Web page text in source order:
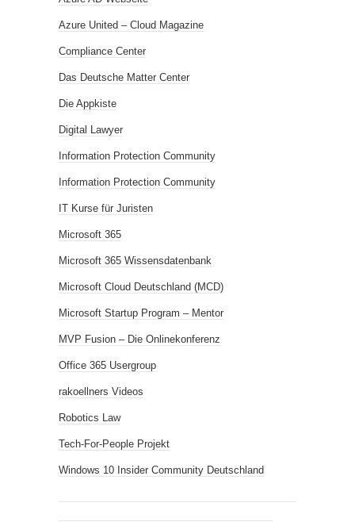
Azure United – Cloud Magazine
Compliance Center
Das Deutsche Matter Center
Die Appkiste
Digital Lawyer
Information Protection Community
Information Protection Community
IT Kurse für Juristen
Microsoft 365
Microsoft 365 Wissensdatenbank
Microsoft Cloud Deutschland (MCD)
Microsoft Startup Program – Mentor
MVP Fusion – Die Onlinekonferenz
Office 365 Usergroup
rakoellners Videos
Robotics Law
Tech-For-People Projekt
Windows 10 Insider Community Deutschland